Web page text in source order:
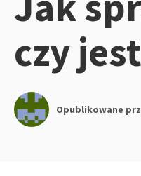
czy
Opublikowane